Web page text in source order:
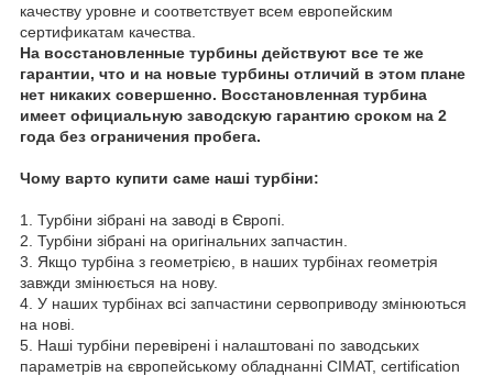
качеству уровне и соответствует всем европейским
сертификатам качества.
На восстановленные турбины действуют все те же
гарантии, что и на новые турбины отличий в этом плане
нет никаких совершенно. Восстановленная турбина
имеет официальную заводскую гарантию сроком на 2
года без ограничения пробега.
Чому варто купити саме наші турбіни:
1. Турбіни зібрані на заводі в Європі.
2. Турбіни зібрані на оригінальних запчастин.
3. Якщо турбіна з геометрією, в наших турбінах геометрія
завжди змінюється на нову.
4. У наших турбінах всі запчастини сервоприводу змінюються
на нові.
5. Наші турбіни перевірені і налаштовані по заводських
параметрів на європейському обладнанні CIMAT, certification